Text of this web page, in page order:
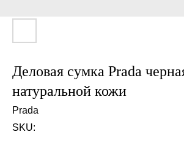
Деловая сумка Prada
натуральной кожи
Prada
SKU: